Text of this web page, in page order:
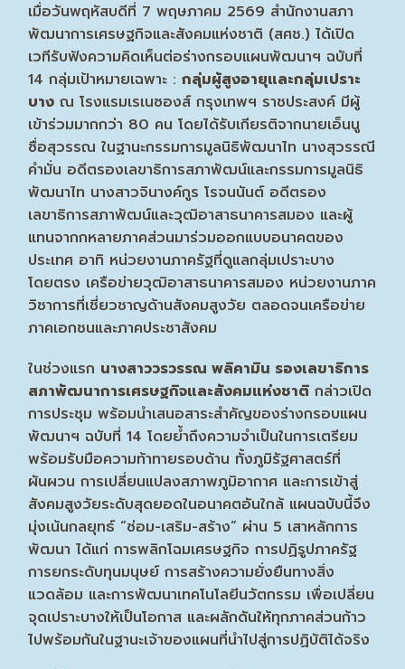
เมื่อวันพฤหัสบดีที่ 7 พฤษภาคม 2569 สำนักงานสภา
พัฒนาการเศรษฐกิจและสังคมแห่งชาติ (สศช.) ได้เปิด
เวทีรับฟังความคิดเห็นต่อร่างกรอบแผนพัฒนาฯ ฉบับที่
14 กลุ่มเป้าหมายเฉพาะ :กลุ่มผู้สูงอายุและกลุ่มเปราะ
บาง ณ โรงแรมเรเนซองส์ กรุงเทพฯ ราชประสงค์ มีผู้
เข้าร่วมมากกว่า 80 คน โดยได้รับเกียรติจากนายเอ็นนู
ซื่อสุวรรณ ในฐานะกรรมการมูลนิธิพัฒนาไท นางสุวรรณี
คำมั่น อดีตรองเลขาธิการสภาพัฒน์และกรรมการมูลนิธิ
พัฒนาไท นางสาวจินางค์กูร โรจนนันต์ อดีตรอง
เลขาธิการสภาพัฒน์และวุฒิอาสาธนาคารสมอง และผู้
แทนจากกหลายภาคส่วนมาร่วมออกแบบอนาคตของ
ประเทศ อาทิ หน่วยงานภาครัฐที่ดูแลกลุ่มเปราะบาง
โดยตรง เครือข่ายวุฒิอาสาธนาคารสมอง หน่วยงานภาค
วิชาการที่เชี่ยวชาญด้านสังคมสูงวัย ตลอดจนเครือข่าย
ภาคเอกชนและภาคประชาสังคม
ในช่วงแรก นางสาววรวรรณ พลิคามิน รองเลขาธิการ
สภาพัฒนาการเศรษฐกิจและสังคมแห่งชาติ กล่าวเปิด
การประชุม พร้อมนำเสนอสาระสำคัญของร่างกรอบแผน
พัฒนาฯ ฉบับที่ 14 โดยย้ำถึงความจำเป็นในการเตรียม
พร้อมรับมือความท้าทายรอบด้าน ทั้งภูมิรัฐศาสตร์ที่
ผันผวน การเปลี่ยนแปลงสภาพภูมิอากาศ และการเข้าสู่
สังคมสูงวัยระดับสุดยอดในอนาคตอันใกล้ แผนฉบับนี้จึง
มุ่งเน้นกลยุทธ์ “ซ่อม-เสริม-สร้าง” ผ่าน 5 เสาหลักการ
พัฒนา ได้แก่ การพลิกโฉมเศรษฐกิจ การปฏิรูปภาครัฐ
การยกระดับทุนมนุษย์ การสร้างความยั่งยืนทางสิ่ง
แวดล้อม และการพัฒนาเทคโนโลยีนวัตกรรม เพื่อเปลี่ยน
จุดเปราะบางให้เป็นโอกาส และผลักดันให้ทุกภาคส่วนก้าว
ไปพร้อมกันในฐานะเจ้าของแผนที่นำไปสู่การปฏิบัติได้จริง